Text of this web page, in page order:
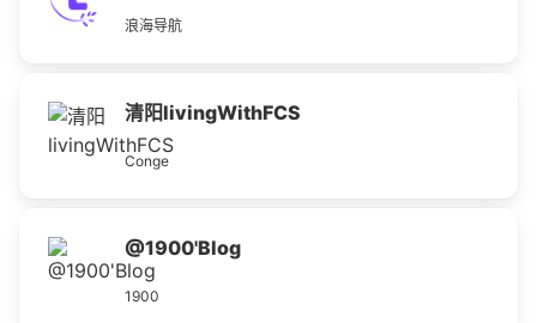
浪海导航
清阳livingWithFCS
Conge
@1900'Blog
1900